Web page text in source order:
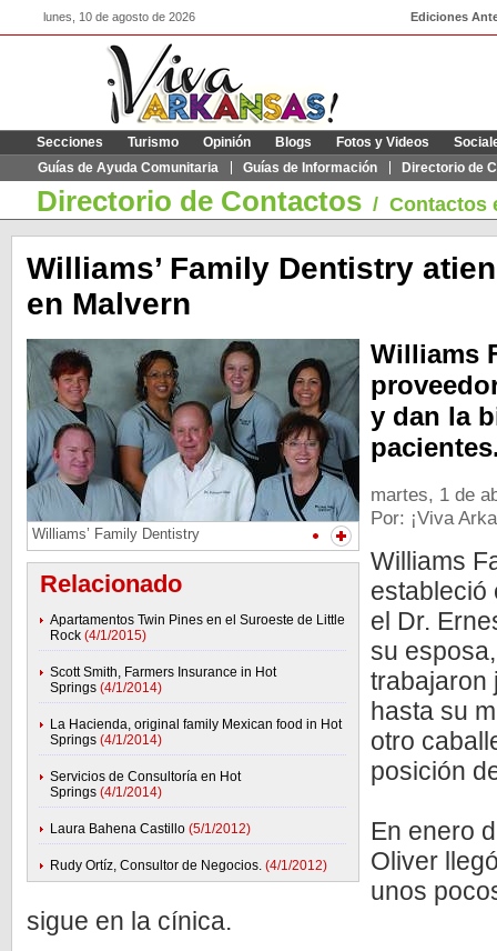
lunes, 10 de agosto de 2026 Ediciones
Secciones Turismo Opinión Blogs Fotos y Videos
Guías de Ayuda Comunitaria
Guías de Información Directorio de
Directorio de Contactos / Contactos
Williams’ Family Dentistry
en Malvern
Williams’ Family Dentistry
Relacionado
Apartamentos Twin Pines en el Suroeste de Little
Rock (4/1/2015)
Scott Smith, Farmers Insurance in Hot
Springs (4/1/2014)
La Hacienda, original family Mexican food in Hot
Springs (4/1/2014)
Servicios de Consultoría en Hot
Springs (4/1/2014)
Laura Bahena Castillo (5/1/2012)
Rudy Ortíz, Consultor de Negocios. (4/1/2012)
Williams
y dan la
martes, 1 de
Por: ¡Viva
Williams
estableció
el Dr.
su
trabajaron
hasta su
otro
posición
En enero
Oliver
unos
sigue en la cínica.